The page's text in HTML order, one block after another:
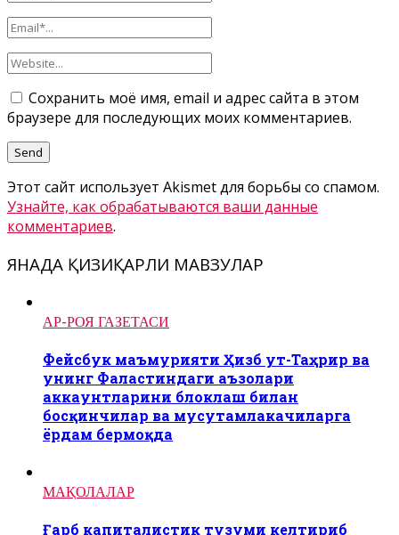
Сохранить моё имя, email и адрес сайта в этом
браузере для последующих моих комментариев.
Этот сайт использует Akismet для борьбы со спамом.
Узнайте, как обрабатываются ваши данные
комментариев.
ЯНАДА ҚИЗИҚАРЛИ МАВЗУЛАР
АР-РОЯ ГАЗЕТАСИ
Фейсбук маъмурияти Ҳизб ут-Таҳрир ва
унинг Фаластиндаги аъзолари
аккаунтларини блоклаш билан
босқинчилар ва мусутамлакачиларга
ёрдам бермоқда
МАҚОЛАЛАР
Ғарб капиталистик тузуми келтириб